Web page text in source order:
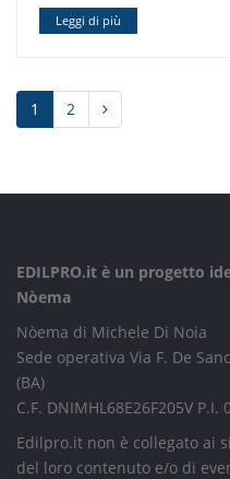
Leggi di più
1 2
EDILPRO.it è un progetto
Nòema
Nòema di Michele Di Noia
Sede operativa Via F. De
(BA)
C.F. DNIMHL68E26F205V
Edilpro.it non è collegato ai
del loro contenuto e/o di